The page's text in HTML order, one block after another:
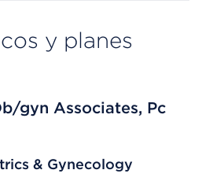
y planes
gyn Associates, Pc
& Gynecology